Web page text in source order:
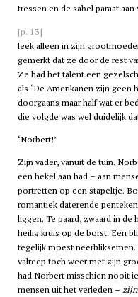
tressen en de sabel paraat
[p. 13]
leek alleen in zijn
gemerkt dat ze door de rest
Ze had het talent een
als ‘De Amerikanen zijn geen
doorgaans maar half wat er
die volgde was wel duidelijk
‘Norbert!’
Zijn vader, vanuit de tuin.
een hekel aan had – aan
portretten op een stapeltje.
romantiek daterende
liggen. Te paard, zwaard in
heilig kruis op de borst. Een
tegelijk moest
valreep toch weer met zijn
had Norbert misschien nooit
mensen uit het verleden – zijn